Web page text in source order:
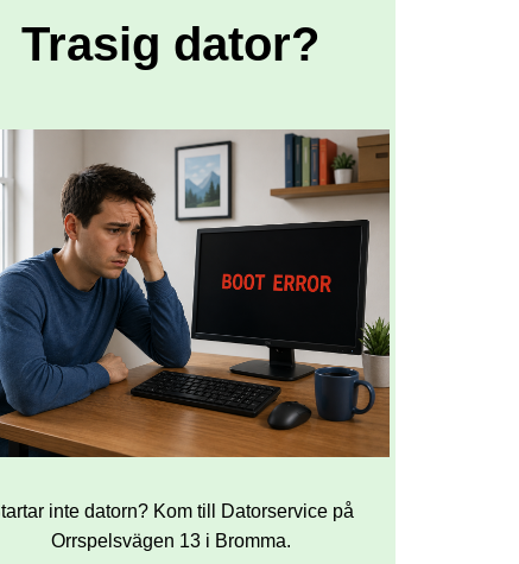
Trasig dator?
inte datorn? Kom till Datorservice på
Orrspelsvägen 13 i Bromma.